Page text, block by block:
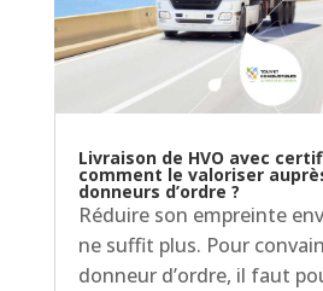
Livraison de HVO avec
comment le valoriser
donneurs d’ordre ?
Réduire son empreinte
ne suffit plus. Pour
donneur d’ordre, il faut